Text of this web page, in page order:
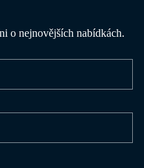
o nejnovějších nabídkách.